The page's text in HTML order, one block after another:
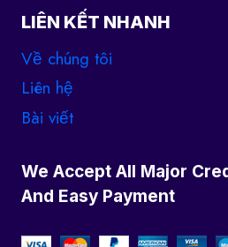
LIÊN KẾT NHANH
Về chúng tôi
Liên hệ
Bài viết
We Accept All Major
And Easy Payment